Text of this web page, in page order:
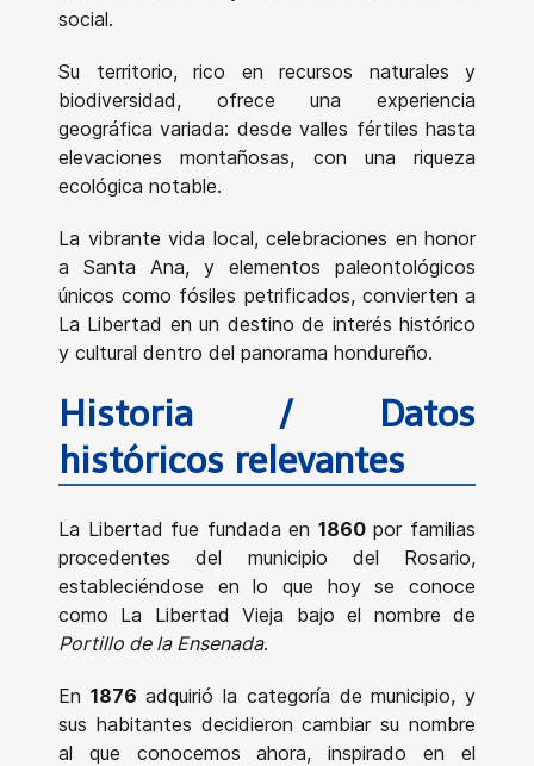
social.
Su territorio, rico en recursos naturales y
biodiversidad, ofrece una experiencia
geográfica variada: desde valles fértiles hasta
elevaciones montañosas, con una riqueza
ecológica notable.
La vibrante vida local, celebraciones en honor
a Santa Ana, y elementos paleontológicos
únicos como fósiles petrificados, convierten a
La Libertad en un destino de interés histórico
y cultural dentro del panorama hondureño.
Historia / Datos
históricos relevantes
La Libertad fue fundada en 1860por familias
procedentes del municipio del Rosario,
estableciéndose en lo que hoy se conoce
como La Libertad Vieja bajo el nombre de
Portillo de la Ensenada.
En 1876 adquirió la categoría de municipio, y
sus habitantes decidieron cambiar su nombre
al que conocemos ahora, inspirado en el